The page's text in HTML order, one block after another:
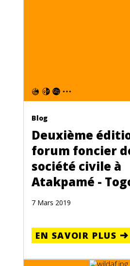
Blog
Deuxième
forum foncier
société civile à
Atakpamé -
7 Mars 2019
EN SAVOIR PLUS